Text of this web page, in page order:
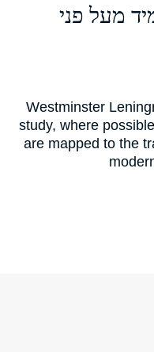
מעל פני
Westminster
study, where
are mapped to the